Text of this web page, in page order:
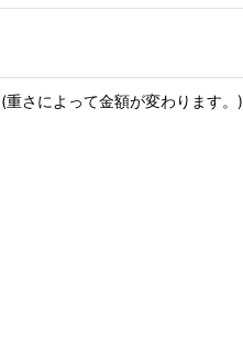
さによって金額が変わります。)